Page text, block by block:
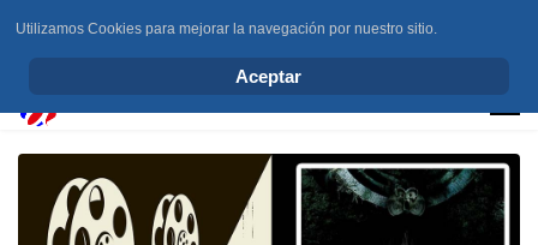
Utilizamos Cookies para mejorar la navegación por nuestro sitio.
Aceptar